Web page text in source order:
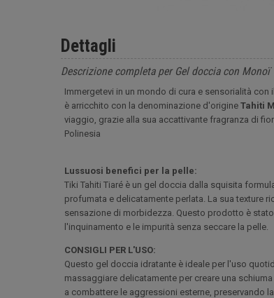
Dettagli
Descrizione completa per Gel doccia con
Immergetevi in un mondo di cura e sensorialità
è arricchito con la denominazione d'origine Tahiti
viaggio, grazie alla sua accattivante fragranza di
Polinesia
Lussuosi benefici per la pelle:
Tiki Tahiti Tiaré è un gel doccia dalla squisita
profumata e delicatamente perlata. La sua texture
sensazione di morbidezza. Questo prodotto è
l'inquinamento e le impurità senza seccare la pelle.
CONSIGLI PER L'USO:
Questo gel doccia idratante è ideale per l'uso
massaggiare delicatamente per creare una
a combattere le aggressioni esterne, preservando